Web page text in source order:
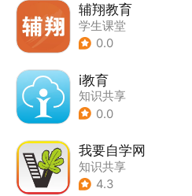
辅翔教育
学生课堂
0.0
i教育
知识共享
0.0
我要自学网
知识共享
4.3